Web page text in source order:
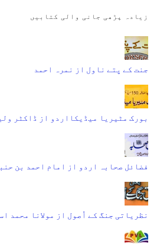
زیادہ پڑھی جانی والی کتابیں
جنت کے پتے ناول از نمرہ احمد
بورک مٹیریا میڈیکااردو از ڈاکٹر
فضائل صحابہ اردو از امام احمد بن
نظریاتی جنگ کے اُصول از مولانا محمد